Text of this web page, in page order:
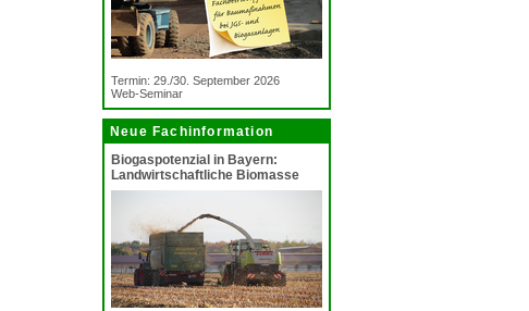
Termin: 29./30. September 2026
Web-Seminar
Neue Fachinformation
Biogaspotenzial in Bayern:
Landwirtschaftliche Biomasse